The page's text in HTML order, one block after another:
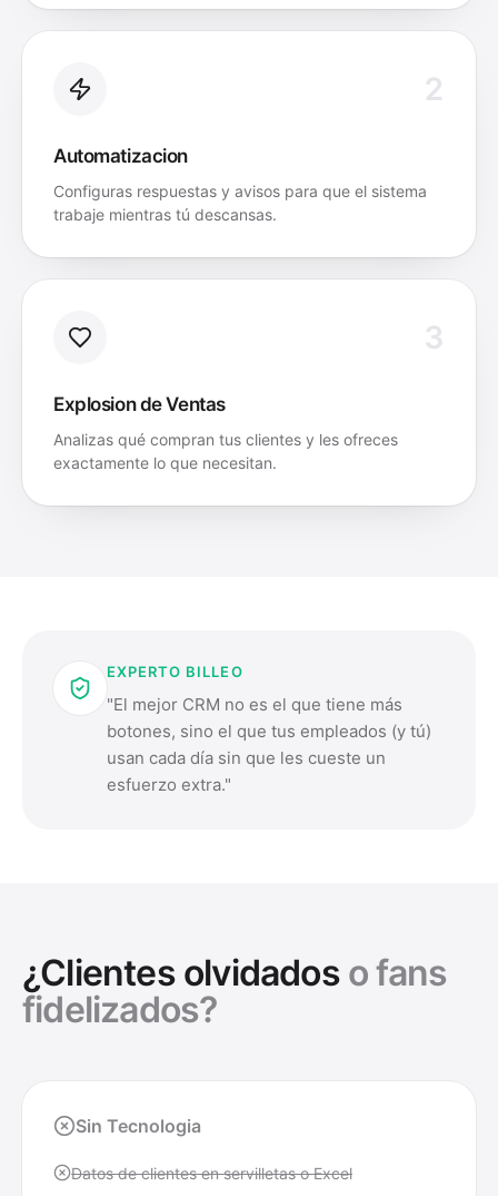
2
Automatizacion
Configuras respuestas y avisos para que el sistema
trabaje mientras tú descansas.
3
Explosion de Ventas
Analizas qué compran tus clientes y les ofreces
exactamente lo que necesitan.
EXPERTO BILLEO
"El mejor CRM no es el que tiene más
botones, sino el que tus empleados (y tú)
usan cada día sin que les cueste un
esfuerzo extra."
¿Clientes olvidados o fans
fidelizados?
Sin Tecnologia
Datos de clientes en servilletas o Excel